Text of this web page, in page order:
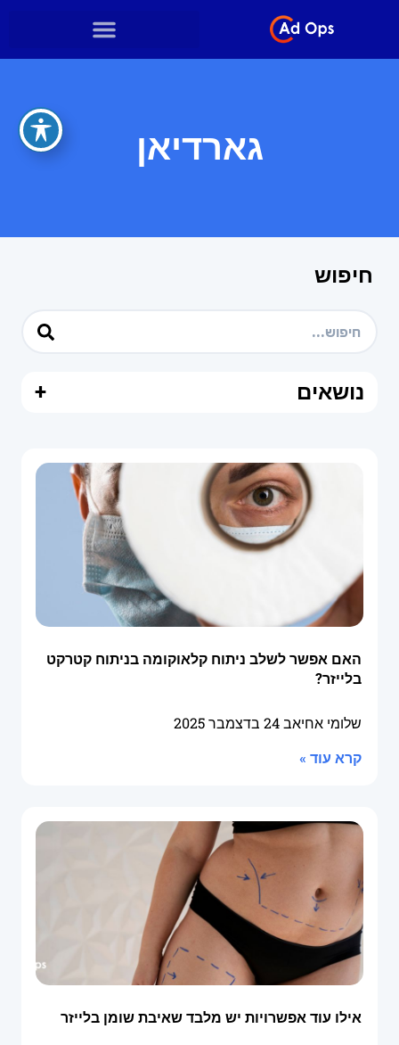
גארדיאן
חיפוש
נושאים +
האם אפשר לשלב ניתוח קלאוקומה בניתוח קטרקט
בלייזר?
שלומי אחיאב24 בדצמבר 2025
קרא עוד »
אילו עוד אפשרויות יש מלבד שאיבת שומן בלייזר